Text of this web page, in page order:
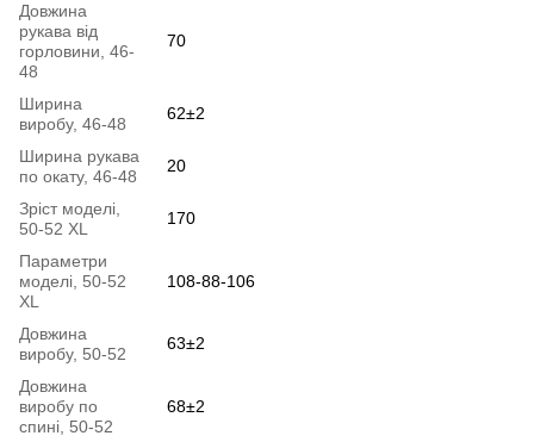
Довжина
рукава від
горловини, 46-
48
70
Ширина
виробу, 46-48
62±2
Ширина рукава
по окату, 46-48
20
Зріст моделі,
50-52 XL
170
Параметри
моделі, 50-52
XL
108-88-106
Довжина
виробу, 50-52
63±2
Довжина
виробу по
спині, 50-52
68±2